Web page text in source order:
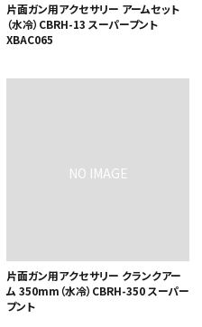
片面ガン用アクセサリー アームセット
（水冷）CBRH-13 スーパープント
XBAC065
片面ガン用アクセサリー クランクアー
ム 350mm（水冷）CBRH-350 スーパー
プント